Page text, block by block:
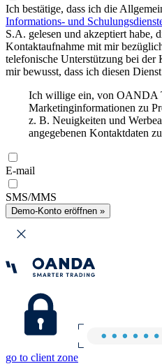
Ich bestätige, dass ich die
Informations- und
S.A. gelesen und akzeptiert habe,
Kontaktaufnahme mit mir
telefonische Unterstützung bei
mir bewusst, dass ich diesen
Ich willige ein, von OANDA
Marketinginformationen zu
z. B. Neuigkeiten und
angegebenen Kontaktdaten
E-mail
SMS/MMS
Demo-Konto eröffnen »
go to client zone